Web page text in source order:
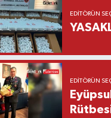
EDITÖRÜN
EDITÖRÜN